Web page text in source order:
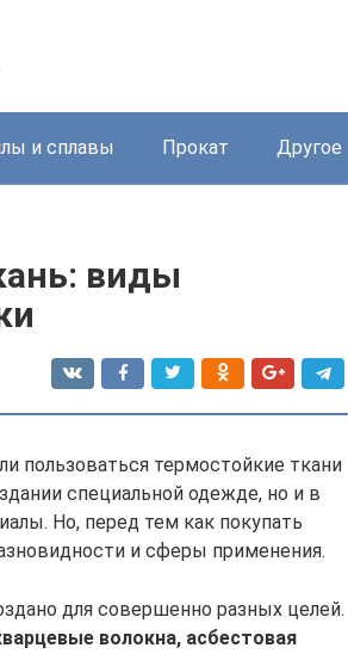
и сплавы Прокат Другое
виды
пользоваться термостойкие ткани
специальной одежде, но и в
Но, перед тем как покупать
и сферы применения.
для совершенно разных целей.
волокна, асбестовая